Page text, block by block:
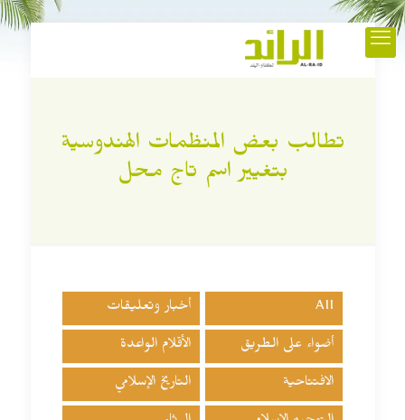
تطالب بعض المنظمات الهندوسية
بتغيير اسم تاج محل
All أخبار وتعليقات
أضواء على الطريق الأقلام الواعدة
الافتتاحية التاريخ الإسلامي